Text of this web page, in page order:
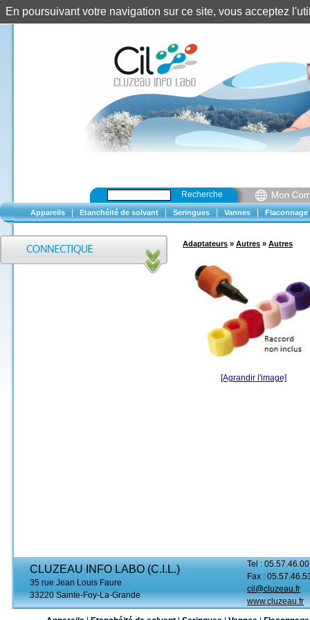
Recherche
Appareils Etanchéité de solvant Seringues Vannes Flaconnage
Adaptateurs » Autres » Autres
[Agrandir l'image]
CLUZEAU INFO LABO (C.I.L.)
35 rue Jean Louis Faure
33220 Sainte-Foy-La-Grande
Tel :
Fax :
cil@cluzeau.fr
www.cluzeau.fr
En poursuivant votre navigation sur ce site, vous acceptez